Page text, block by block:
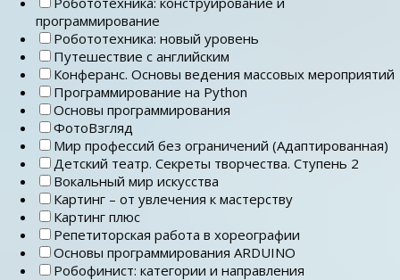
программирование
Робототехника: новый уровень
Путешествие с английским
Конферанс. Основы ведения массовых мероприятий
Программирование на Python
Основы программирования
ФотоВзгляд
Мир профессий без ограничений (Адаптированная)
Детский театр. Секреты творчества. Ступень 2
Вокальный мир искусства
Картинг – от увлечения к мастерству
Картинг плюс
Репетиторская работа в хореографии
Основы программирования ARDUINO
Робофинист: категории и направления